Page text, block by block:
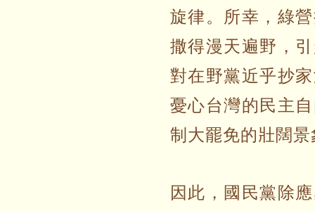
旋律。所幸，綠
撒得漫天遍野，
對在野黨近乎抄
憂心台灣的民主
制大罷免的壯闊
因此，國民黨除